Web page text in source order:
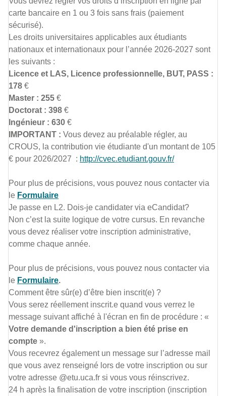
carte bancaire en 1 ou 3 fois sans frais (paiement
sécurisé).
Les droits universitaires applicables aux étudiants
nationaux et internationaux pour l’année 2026-2027 sont
les suivants :
Licence et LAS, Licence professionnelle, BUT, PASS :
178 €
Master : 255 €
Doctorat : 398 €
Ingénieur : 630 €
IMPORTANT : Vous devez au préalable régler, au
CROUS, la contribution vie étudiante d'un montant de 105
€ pour 2026/2027 : http://cvec.etudiant.gouv.fr/
Pour plus de précisions, vous pouvez nous contacter via
le Formulaire
Je passe en L2. Dois-je candidater via eCandidat?
Non c’est la suite logique de votre cursus. En revanche
vous devez réaliser votre inscription administrative,
comme chaque année.
Pour plus de précisions, vous pouvez nous contacter via
le Formulaire.
Comment être sûr(e) d’être bien inscrit(e) ?
Vous serez réellement inscrit.e quand vous verrez le
message suivant affiché à l'écran en fin de procédure : «
Votre demande d'inscription a bien été prise en
compte ».
Vous recevrez également un message sur l’adresse mail
que vous avez renseigné lors de votre inscription ou sur
votre adresse @etu.uca.fr si vous vous réinscrivez.
24 h après la finalisation de votre inscription (inscription